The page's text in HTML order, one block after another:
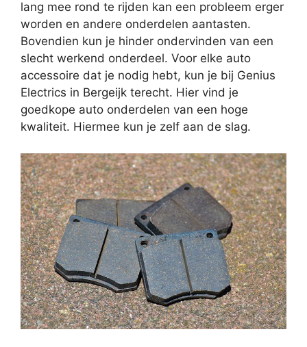
lang mee rond te rijden kan een probleem erger
worden en andere onderdelen aantasten.
Bovendien kun je hinder ondervinden van een
slecht werkend onderdeel. Voor elke auto
accessoire dat je nodig hebt, kun je bij Genius
Electrics in Bergeijk terecht. Hier vind je
goedkope auto onderdelen van een hoge
kwaliteit. Hiermee kun je zelf aan de slag.